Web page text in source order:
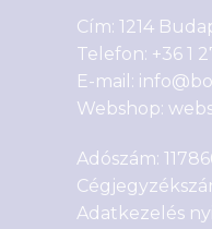
Cím: 1214
Telefon: +36 1
E-mail:
Webshop:
Adószám:
Adatkezelés